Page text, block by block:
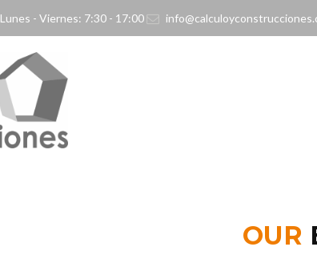
Lunes - Viernes: 7:30 - 17:00
OUR